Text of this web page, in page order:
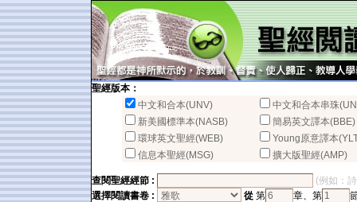
聖經版本：
中文和合本(UNV)
中文和合本串珠
新美國標準本(NASB)
簡易英文譯本(BBE)
環球英文聖經(WEB)
Young原意譯本
信息本聖經(MSG)
擴大版聖經(AMP)
查閱聖經經節 :
(例如：
選擇閱讀書卷 :
從 第 章、第